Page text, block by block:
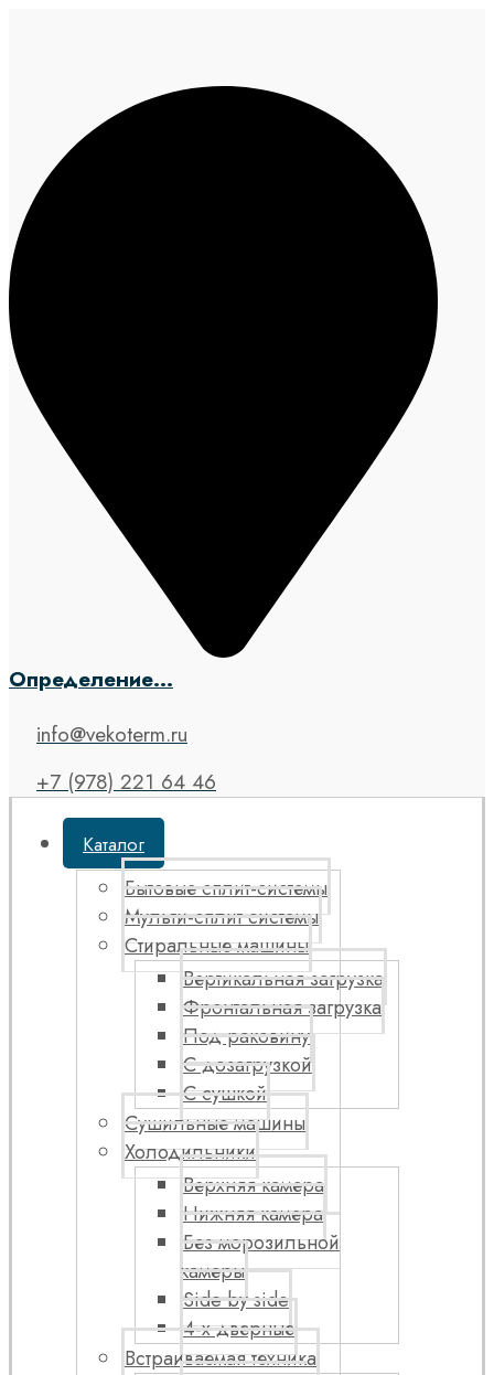
Определение...
info@vekoterm.ru
+7 (978) 221 64 46
Каталог
Бытовые сплит-системы
Мульти-сплит системы
Стиральные машины
Вертикальная загрузка
Фронтальная загрузка
Под раковину
С дозагрузкой
С сушкой
Сушильные машины
Холодильники
Верхняя камера
Нижняя камера
Без морозильной
камеры
Side by side
4-х дверные
Встраиваемая техника